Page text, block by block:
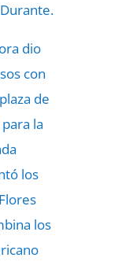
dio
con
de
la
los
los